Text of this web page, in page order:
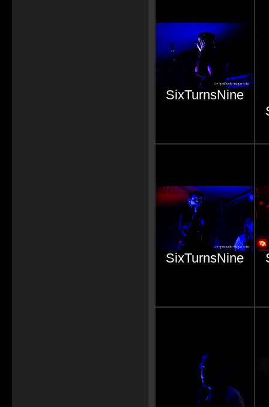
SixTurnsNine
SixTurnsNine